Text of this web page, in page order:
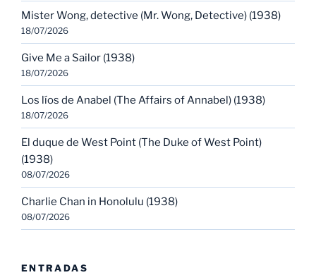
Mister Wong, detective (Mr. Wong, Detective) (1938)
18/07/2026
Give Me a Sailor (1938)
18/07/2026
Los líos de Anabel (The Affairs of Annabel) (1938)
18/07/2026
El duque de West Point (The Duke of West Point)
(1938)
08/07/2026
Charlie Chan in Honolulu (1938)
08/07/2026
ENTRADAS